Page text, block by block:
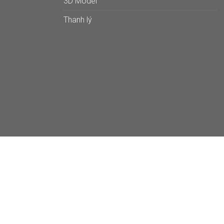
Thanh lý